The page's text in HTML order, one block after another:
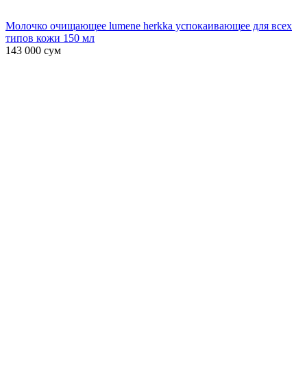
Молочко очищающее lumene herkka успокаивающее для всех
типов кожи 150 мл
143 000 сум